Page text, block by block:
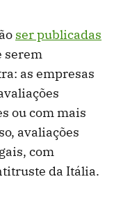
ser publicadas
serem
as empresas
ou com mais
avaliações
com
da Itália.